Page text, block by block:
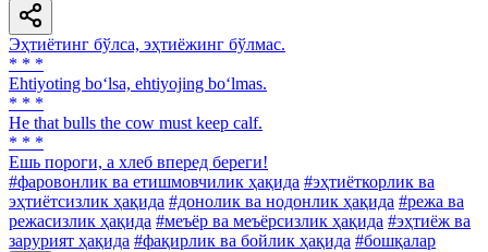
Эҳтиётинг бўлса, эҳтиёжинг бўлмас.
* * *
Ehtiyoting bo‘lsa, ehtiyojing bo‘lmas.
* * *
He that bulls the cow must keep calf.
* * *
Ешь пороги, а хлеб вперед береги!
#фаровонлик ва етишмовчилик ҳақида #эҳтиёткорлик ва
эҳтиётсизлик ҳақида #донолик ва нодонлик ҳақида #режа ва
режасизлик ҳақида #меъёр ва меъёрсизлик ҳақида #эҳтиёж ва
зарурият ҳақида #фақирлик ва бойлик ҳақида #бошқалар